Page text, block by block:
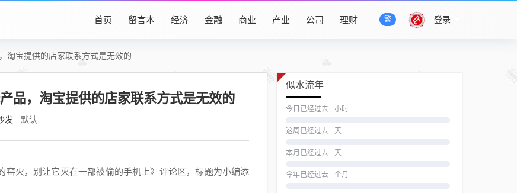
登录
繁
首页 留言本 经济 金融 商业 产业 公司 理财
淘宝提供的店家联系方式是无效的
品，淘宝提供的店家联系方式是无效的
发 默认
窑火，别让它灭在一部被偷的手机上》评论区，标题为小编添
似水流年
今日已经过去 小时
这周已经过去 天
本月已经过去 天
今年已经过去 个月